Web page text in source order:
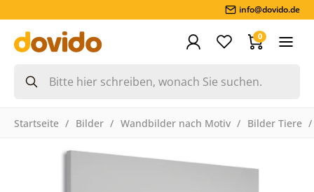
info@dovido.de
0
Startseite Bilder Wandbilder nach Motiv Bilder Tiere